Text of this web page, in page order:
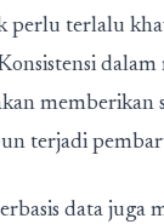
perlu terlalu
dalam
memberikan
terjadi
data juga